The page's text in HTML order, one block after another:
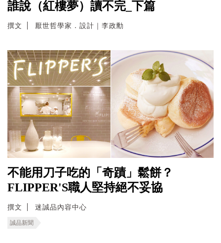
誰說（紅樓夢）讀不完_下篇
撰文 厭世哲學家．設計｜李政勳
不能用刀子吃的「奇蹟」鬆餅？
FLIPPER'S職人堅持絕不妥協
撰文 迷誠品內容中心
誠品新聞